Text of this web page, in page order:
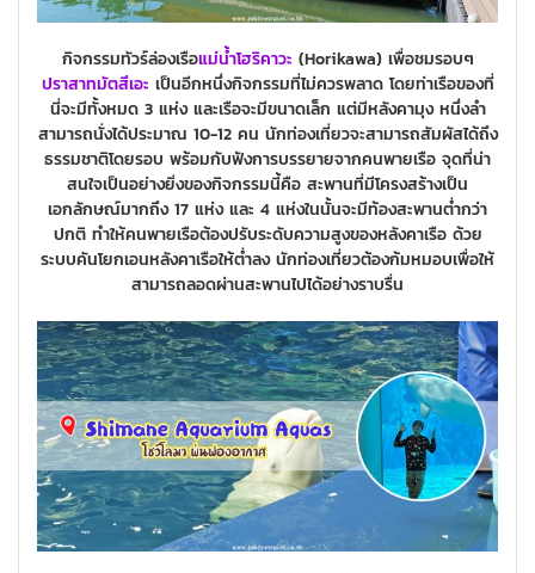
กิจกรรมทัวร์ล่องเรือแม่น้ำโฮริคาวะ (Horikawa) เพื่อชมรอบๆ
ปราสาทมัตสึเอะ เป็นอีกหนึ่งกิจกรรมที่ไม่ควรพลาด โดยท่าเรือของที่
นี่จะมีทั้งหมด 3 แห่ง และเรือจะมีขนาดเล็ก แต่มีหลังคามุง หนึ่งลำ
สามารถนั่งได้ประมาณ 10-12 คน นักท่องเที่ยวจะสามารถสัมผัสได้ถึง
ธรรมชาติโดยรอบ พร้อมกับฟังการบรรยายจากคนพายเรือ จุดที่น่า
สนใจเป็นอย่างยิ่งของกิจกรรมนี้คือ สะพานที่มีโครงสร้างเป็น
เอกลักษณ์มากถึง 17 แห่ง และ 4 แห่งในนั้นจะมีท้องสะพานต่ำกว่า
ปกติ ทำให้คนพายเรือต้องปรับระดับความสูงของหลังคาเรือ ด้วย
ระบบคันโยกเอนหลังคาเรือให้ต่ำลง นักท่องเที่ยวต้องก้มหมอบเพื่อให้
สามารถลอดผ่านสะพานไปได้อย่างราบรื่น